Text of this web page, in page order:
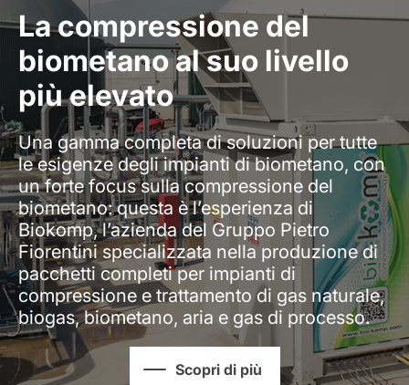
La compressione del
biometano al suo livello
più elevato
Una gamma completa di soluzioni per tutte
le esigenze degli impianti di biometano, con
un forte focus sulla compressione del
biometano: questa è l’esperienza di
Biokomp, l’azienda del Gruppo Pietro
Fiorentini specializzata nella produzione di
pacchetti completi per impianti di
compressione e trattamento di gas naturale,
biogas, biometano, aria e gas di processo.
Scopri di più